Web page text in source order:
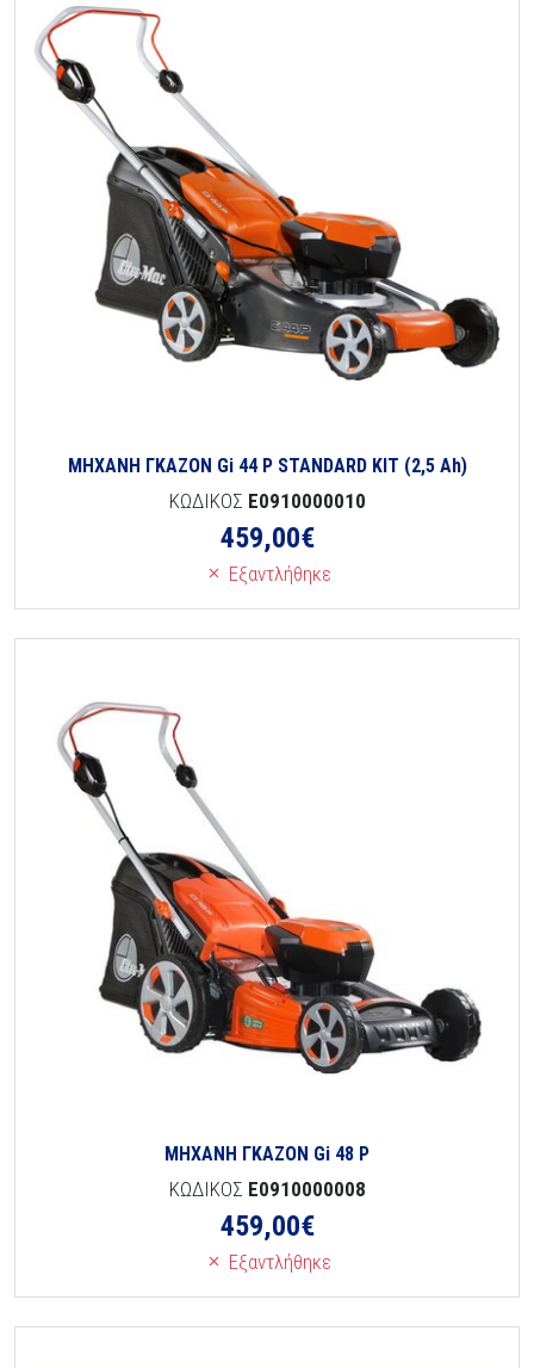
ΜΗΧΑΝΗ ΓΚΑΖΟΝ Gi 44 P STANDARD KIT (2,5 Ah)
ΚΩΔΙΚΟΣ E0910000010
459,00€
Εξαντλήθηκε
ΜΗΧΑΝΗ ΓΚΑΖΟΝ Gi 48 P
ΚΩΔΙΚΟΣ E0910000008
459,00€
Εξαντλήθηκε